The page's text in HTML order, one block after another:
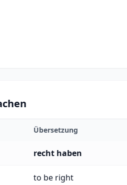
Übersetzung
recht haben
to be right